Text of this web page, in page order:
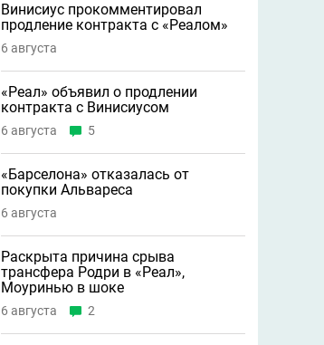
Винисиус прокомментировал
продление контракта с «Реалом»
6 августа
«Реал» объявил о продлении
контракта с Винисиусом
6 августа 5
«Барселона» отказалась от
покупки Альвареса
6 августа
Раскрыта причина срыва
трансфера Родри в «Реал»,
Моуринью в шоке
6 августа 2